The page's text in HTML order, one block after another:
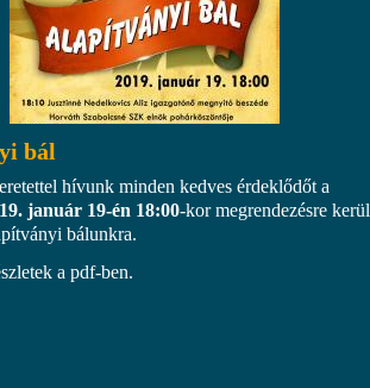
bál
hívunk minden kedves érdeklődőt a
január 19-én 18:00-kor megrendezésre
bálunkra.
a pdf-ben.